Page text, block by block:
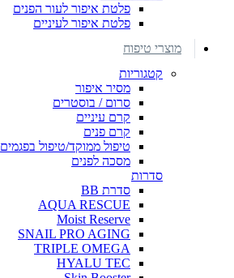
פלטת איפור לעור הפנים
פלטת איפור לעיניים
מוצרי טיפוח
קטגוריות
מסיר איפור
סרום / בוסטרים
קרם עיניים
קרם פנים
טיפול ממוקד/טיפול בפגמים
מסכה לפנים
סדרות
סדרת BB
AQUA RESCUE
Moist Reserve
SNAIL PRO AGING
TRIPLE OMEGA
HYALU TEC